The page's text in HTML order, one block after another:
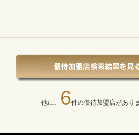
他に、 6件の優待加盟店があり